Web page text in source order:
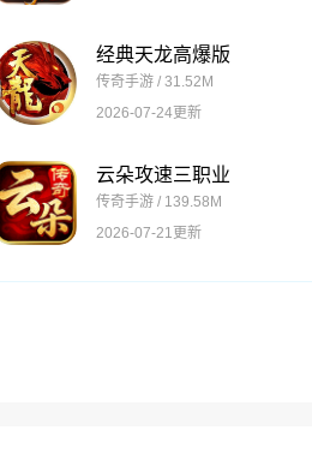
经典天龙高爆版
传奇手游 / 31.52M
2026-07-24更新
云朵攻速三职业
传奇手游 / 139.58M
2026-07-21更新